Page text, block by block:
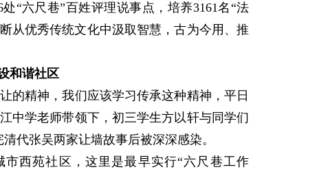
“六尺巷”百姓评理说事点，培养3161名“法
优秀传统文化中汲取智慧，古为今用、推
和谐社区
精神，我们应该学习传承这种精神，平日
中学老师带领下，初三学生方以轩与同学们
代张吴两家让墙故事后被深深感染。
西苑社区，这里是最早实行“六尺巷工作